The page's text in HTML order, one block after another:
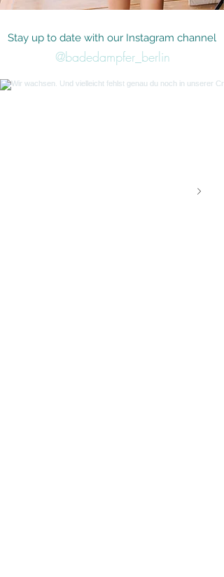
Stay up to date with our Instagram channel
@badedampfer_berlin